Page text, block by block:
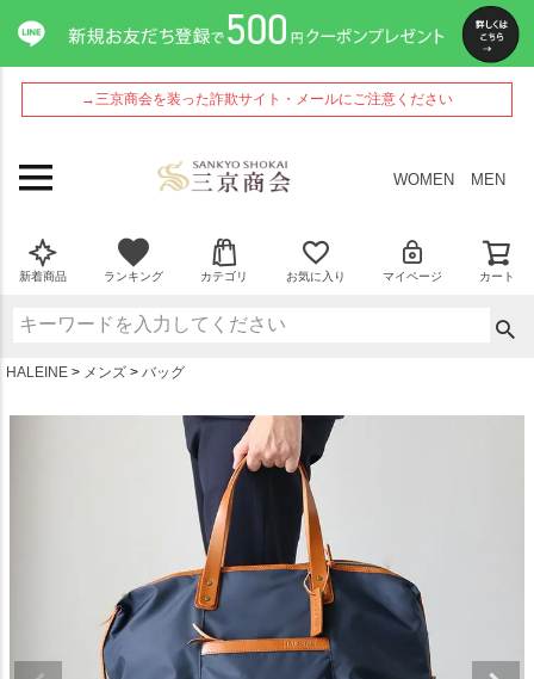
→三京商会を装った詐欺サイト・メールにご注意ください
WOMEN MEN
新着商品 ランキング カテゴリ お気に入り マイページ カート
HALEINE メンズ バッグ
ペー
ジト
ップ
へ